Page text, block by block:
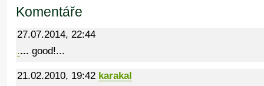
Komentáře
27.07.2014, 22:44
.... good!...
21.02.2010, 19:42 karakal